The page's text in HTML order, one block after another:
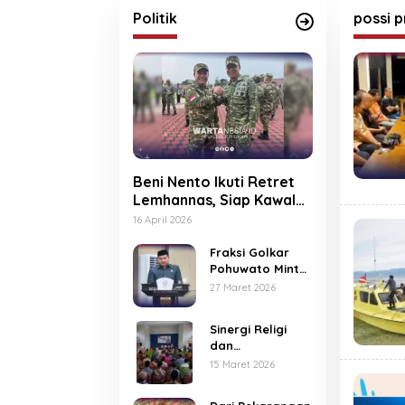
Rp40
Politik
Beni Nento Ikuti Retret
Lemhannas, Siap Kawal
Asta Cita Prabowo-
16 April 2026
Fraksi Golkar
Pohuwato Minta
Pemda Rem
hingga Alfamidi
27 Maret 2026
Sinergi Religi
dan
Kebangsaan,
15 Maret 2026
possi